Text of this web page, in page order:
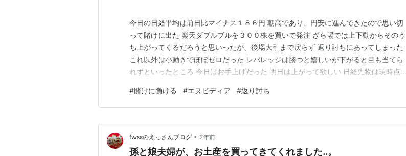
今日の日経平均は前日比マイナス１８６円 朝高であり、円安に進んできたので思い切
って賭けに出た 楽天ダブルブルを３００株を買いで発注 ざら場では上下動からそのう
ち上がってくるだろうと思いったが、後場大引まで戻らず 返り討ちにあってしまった
これ以外は小動きでほぼゼロだった レバレッジは勝つと嬉しいが下がると目も当てら
れずといったところ 今日はお手上げだった 明日は上がって欲しい 日経先物は現時点で
半導体はもう終わりなのか😭 エヌビディアのファンCEOが来日し、孫さんと会談した
り、純和製のラピダスに応援すると言ったり米…
#賭けに負ける #エヌビディア #返り討ち
fwssのえっさんブログ • 2年前
孫と娘夫婦が、お土産を買ってきてくれました‥。